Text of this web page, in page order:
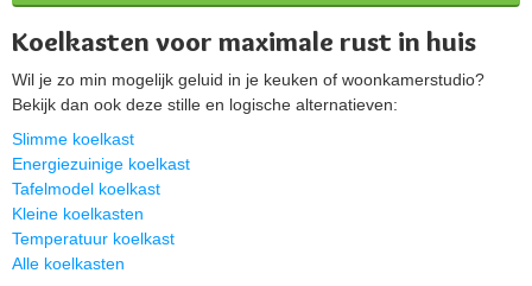
Koelkasten voor maximale rust in huis
Wil je zo min mogelijk geluid in je keuken of woonkamerstudio?
Bekijk dan ook deze stille en logische alternatieven:
Slimme koelkast
Energiezuinige koelkast
Tafelmodel koelkast
Kleine koelkasten
Temperatuur koelkast
Alle koelkasten